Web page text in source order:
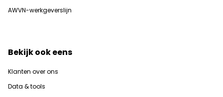
AWVN-werkgeverslijn
Bekijk ook eens
Klanten over ons
Data & tools